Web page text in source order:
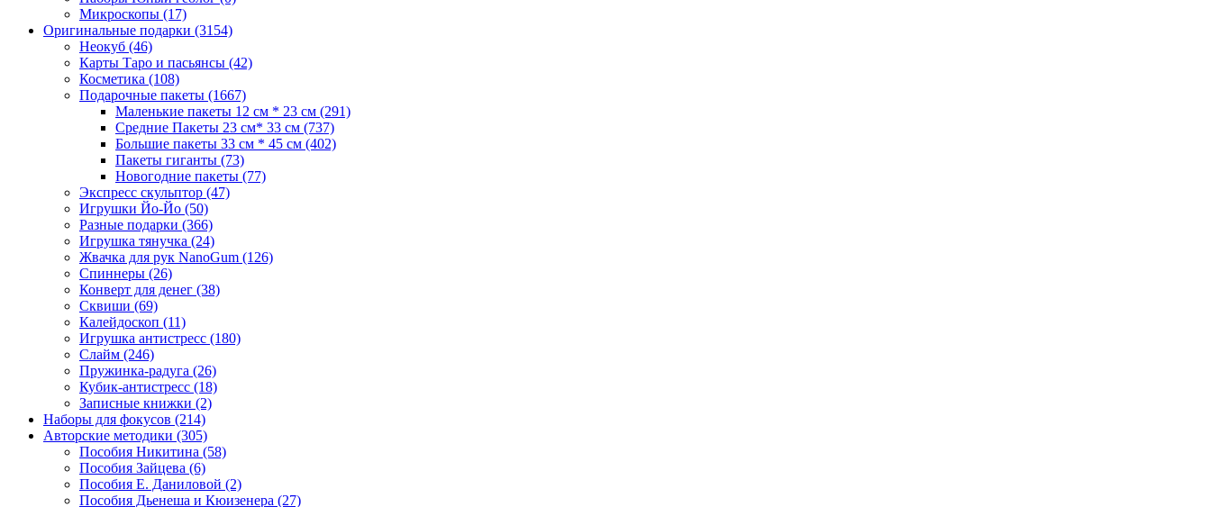
Микроскопы (17)
Оригинальные подарки (3154)
Неокуб (46)
Карты Таро и пасьянсы (42)
Косметика (108)
Подарочные пакеты (1667)
Маленькие пакеты 12 см * 23 см (291)
Средние Пакеты 23 см* 33 см (737)
Большие пакеты 33 см * 45 см (402)
Пакеты гиганты (73)
Новогодние пакеты (77)
Экспресс скульптор (47)
Игрушки Йо-Йо (50)
Разные подарки (366)
Игрушка тянучка (24)
Жвачка для рук NanoGum (126)
Спиннеры (26)
Конверт для денег (38)
Сквиши (69)
Калейдоскоп (11)
Игрушка антистресс (180)
Слайм (246)
Пружинка-радуга (26)
Кубик-антистресс (18)
Записные книжки (2)
Наборы для фокусов (214)
Авторские методики (305)
Пособия Никитина (58)
Пособия Зайцева (6)
Пособия Е. Даниловой (2)
Пособия Дьенеша и Кюизенера (27)